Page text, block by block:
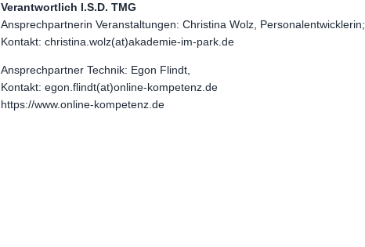
Verantwortlich I.S.D. TMG
Ansprechpartnerin Veranstaltungen: Christina Wolz, Personalentwicklerin;
Kontakt: christina.wolz(at)akademie-im-park.de
Ansprechpartner Technik: Egon Flindt,
Kontakt: egon.flindt(at)online-kompetenz.de
https://www.online-kompetenz.de